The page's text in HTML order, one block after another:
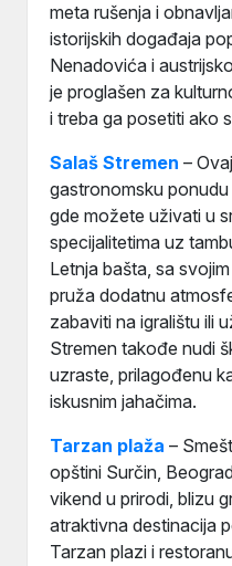
meta rušenja i
istorijskih događaja
Nenadovića i
je proglašen za
i treba ga posetiti ako
Salaš Stremen –
gastronomsku
gde možete uživati u
specijalitetima uz
Letnja bašta, sa
pruža dodatnu
zabaviti na igralištu ili
Stremen takođe nudi
uzraste, prilagođenu
iskusnim jahačima.
Tarzan plaža –
opštini Surčin,
vikend u prirodi, blizu
atraktivna destinacija
Tarzan plazi i